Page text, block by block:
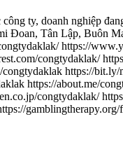
ty, doanh nghiệp
Đoan, Tân Lập, Buôn
https://
congtydaklak/
https://
https://about.me/
congtydaklak/